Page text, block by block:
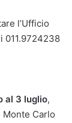
l’Ufficio
011.9724238
al 3 luglio,
Carlo